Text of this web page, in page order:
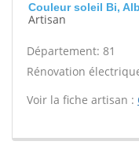
Couleur soleil Bi,
Artisan
Département: 81
Rénovation
Voir la fiche artisan :